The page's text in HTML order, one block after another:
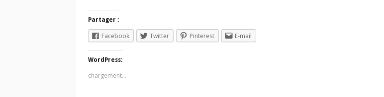
Partager :
Facebook Twitter Pinterest E-mail
WordPress:
chargement…